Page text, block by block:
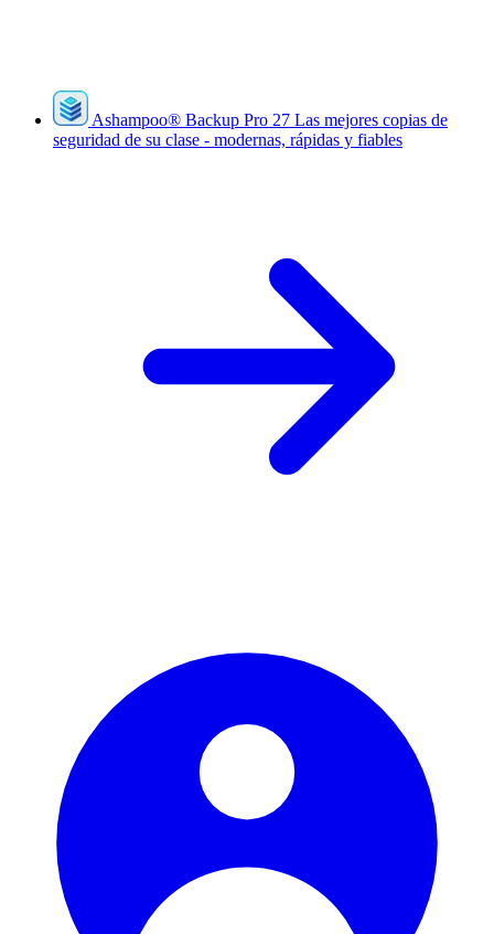
Ashampoo® Backup Pro 27 Las mejores copias de
seguridad de su clase - modernas, rápidas y fiables